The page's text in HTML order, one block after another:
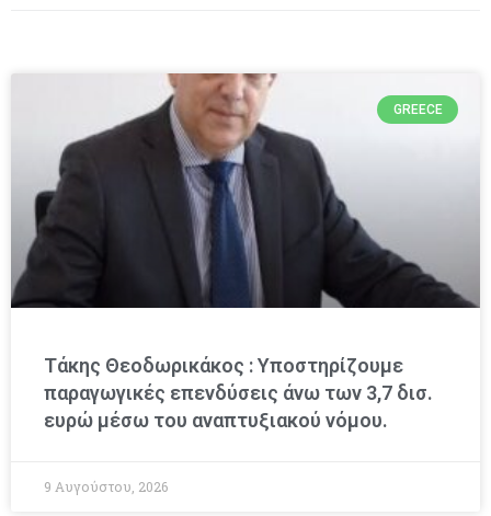
GREECE
Τάκης Θεοδωρικάκος : Υποστηρίζουμε
παραγωγικές επενδύσεις άνω των 3,7 δισ.
ευρώ μέσω του αναπτυξιακού νόμου.
9 Αυγούστου, 2026